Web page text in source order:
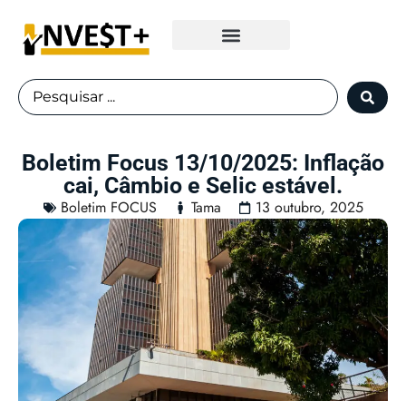
Boletim Focus 13/10/2025: Inflação
cai, Câmbio e Selic estável.
Boletim FOCUS Tama 13 outubro, 2025